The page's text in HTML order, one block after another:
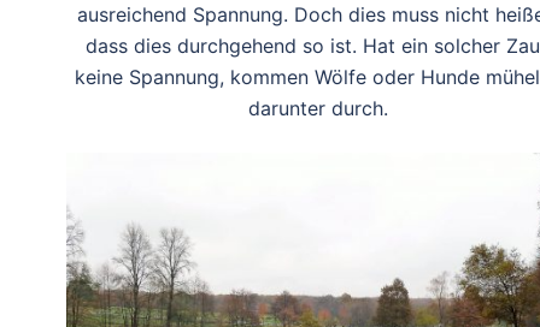
ausreichend Spannung. Doch dies muss nicht
dass dies durchgehend so ist. Hat ein solcher
keine Spannung, kommen Wölfe oder Hunde
darunter durch.